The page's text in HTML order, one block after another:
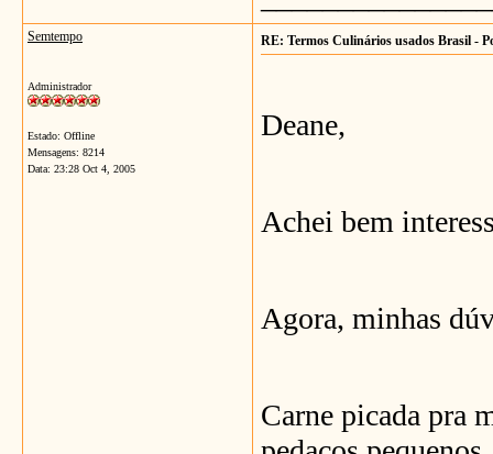
Semtempo
Administrador
Estado: Offline
Mensagens: 8214
Data: 23:28 Oct 4, 2005
RE: Termos Culinários usados Brasil -
Deane,
Achei bem
Agora, minhas
Carne picada pra